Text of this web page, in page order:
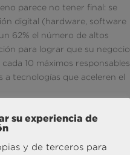
parece no tener final: se
digital (hardware, software
62% el número de altos
para lograr que su negocio
10 máximos responsables
a tecnologías que aceleren el
veces en entornos de
importante, ya que se trata
La idea es «utilizar la
su experiencia de
y de terceros para